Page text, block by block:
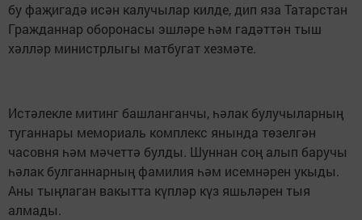
бу фаҗигадә исән калучылар килде, дип яза Татарстан
Гражданнар оборонасы эшләре һәм гадәттән тыш
хәлләр министрлыгы матбугат хезмәте.
Истәлекле митинг башланганчы, һәлак булучыларның
туганнары мемориаль комплекс янында төзелгән
часовня һәм мәчеттә булды. Шуннан соң алып баручы
һәлак булганнарның фамилия һәм исемнәрен укыды.
Аны тыңлаган вакытта күпләр күз яшьләрен тыя
алмады.